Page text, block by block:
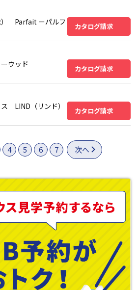
） Parfait ーパルフ
カタログ請求
ウッド カタログ請求
ス LIND（リンド） カタログ請求
4 5 6 7 次へ